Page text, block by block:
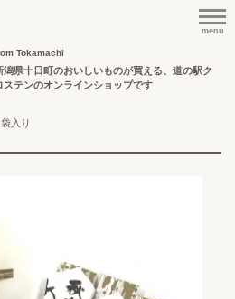
menu
Tokamachi
潟県十日町のおいしいものが買える、 道の駅ク
ステンのオンラインショップです
入り